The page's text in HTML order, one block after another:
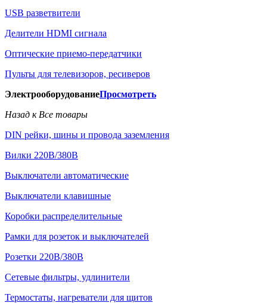
USB разветвители
Делители HDMI сигнала
Оптические приемо-передатчики
Пульты для телевизоров, ресиверов
ЭлектрооборудованиеПросмотреть
Назад к Все товары
DIN рейки, шины и провода заземления
Вилки 220В/380В
Выключатели автоматические
Выключатели клавишные
Коробки распределительные
Рамки для розеток и выключателей
Розетки 220В/380В
Сетевые фильтры, удлинители
Термостаты, нагреватели для щитов